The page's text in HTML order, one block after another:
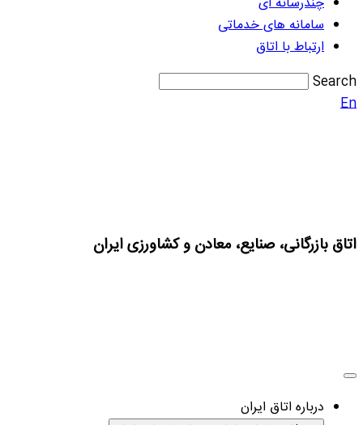
سامانه های خدماتی
ارتباط با اتاق
Search
En
اتاق بازرگانی، صنایع، معادن و کشاورزی ایران
درباره اتاق ایران